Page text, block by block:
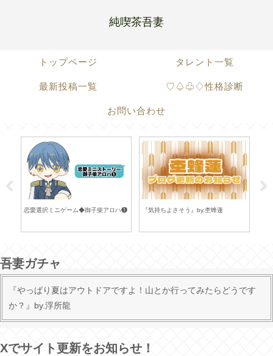
純喫茶吾妻
トップページ タレント一覧
最新投稿一覧 ♡♤♧♢性格診断
お問い合わせ
恋愛選択ミニゲーム◆御子柴アロハ❶ 『気持ちよさそう』by.杢蜂蓮
吾妻ガチャ
『やっぱり夏はアウトドアですよ！山とか行ってみたらどうです
か？』by.浮所龍
Xでサイト更新をお知らせ！